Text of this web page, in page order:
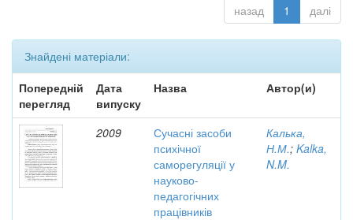
назад 1 далі
Знайдені матеріали:
Попередній
перегляд
Дата
випуску
Назва Автор(и)
2009
Сучасні засоби
психічної
саморегуляції у
науково-
педагогічних
працівників
Калька,
Н.М.; Kalka,
N.M.